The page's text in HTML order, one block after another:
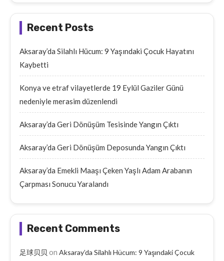
Recent Posts
Aksaray’da Silahlı Hücum: 9 Yaşındaki Çocuk Hayatını
Kaybetti
Konya ve etraf vilayetlerde 19 Eylül Gaziler Günü
nedeniyle merasim düzenlendi
Aksaray’da Geri Dönüşüm Tesisinde Yangın Çıktı
Aksaray’da Geri Dönüşüm Deposunda Yangın Çıktı
Aksaray’da Emekli Maaşı Çeken Yaşlı Adam Arabanın
Çarpması Sonucu Yaralandı
Recent Comments
足球贝贝 on Aksaray’da Silahlı Hücum: 9 Yaşındaki Çocuk